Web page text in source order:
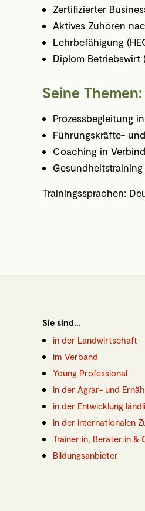
Zertifizierter
Aktives Zuhören
Lehrbefähigung
Diplom Betriebswirt
Seine Themen:
Prozessbegleitung
Führungskräfte-
Coaching in
Gesundheitstraining
Trainingssprachen:
Sie sind...
in der Landwirtschaft
im Verband
Young Professional
in der Agrar- und
in der Entwicklung
in der internationalen
Trainer:in, Berater:in &
Bildungsanbieter